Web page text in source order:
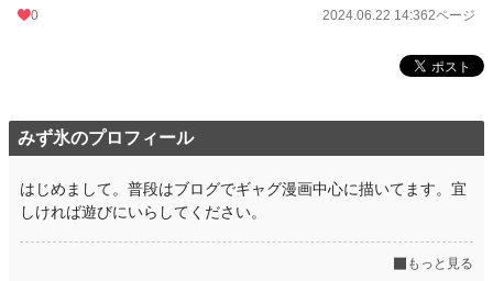
0 2024.06.22 14:362ページ
みず氷のプロフィール
はじめまして。普段はブログでギャグ漫画中心に描いてます。宜
しければ遊びにいらしてください。
もっと見る